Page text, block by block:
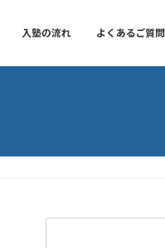
入塾の流れ よくあるご質問